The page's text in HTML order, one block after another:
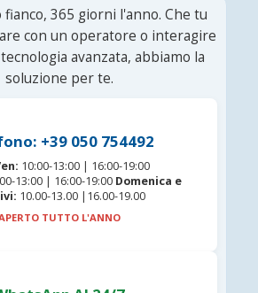
365 giorni l'anno. Che tu
con un operatore o interagire
avanzata, abbiamo la
soluzione per te.
+39 050 754492
10:00-13:00 | 16:00-19:00
13:00 | 16:00-19:00 Domenica e
10.00-13.00 |16.00-19.00
TUTTO L'ANNO